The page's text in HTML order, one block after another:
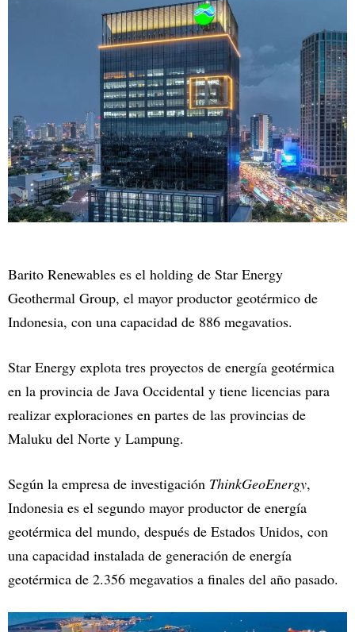
Barito Renewables es el holding de Star Energy
Geothermal Group, el mayor productor geotérmico de
Indonesia, con una capacidad de 886 megavatios.
Star Energy explota tres proyectos de energía geotérmica
en la provincia de Java Occidental y tiene licencias para
realizar exploraciones en partes de las provincias de
Maluku del Norte y Lampung.
Según la empresa de investigación ThinkGeoEnergy,
Indonesia es el segundo mayor productor de energía
geotérmica del mundo, después de Estados Unidos, con
una capacidad instalada de generación de energía
geotérmica de 2.356 megavatios a finales del año pasado.